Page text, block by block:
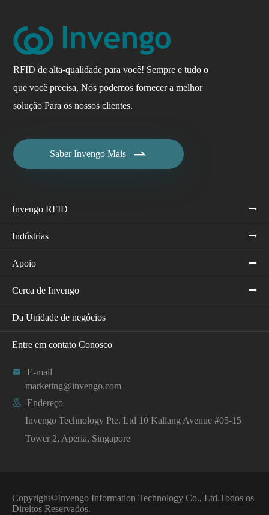
RFID de alta-qualidade para você! Sempre e tudo o
que você precisa, Nós podemos fornecer a melhor
solução Para os nossos clientes.
Saber Invengo Mais 
Invengo RFID
Indústrias
Apoio
Cerca de Invengo
Da Unidade de negócios
Entre em contato Conosco

E-mail
marketing@invengo.com

Endereço
Invengo Technology Pte. Ltd 10 Kallang Avenue #05-15
Tower 2, Aperia, Singapore
Copyright©Invengo Information Technology Co., Ltd.Todos os
Direitos Reservados.